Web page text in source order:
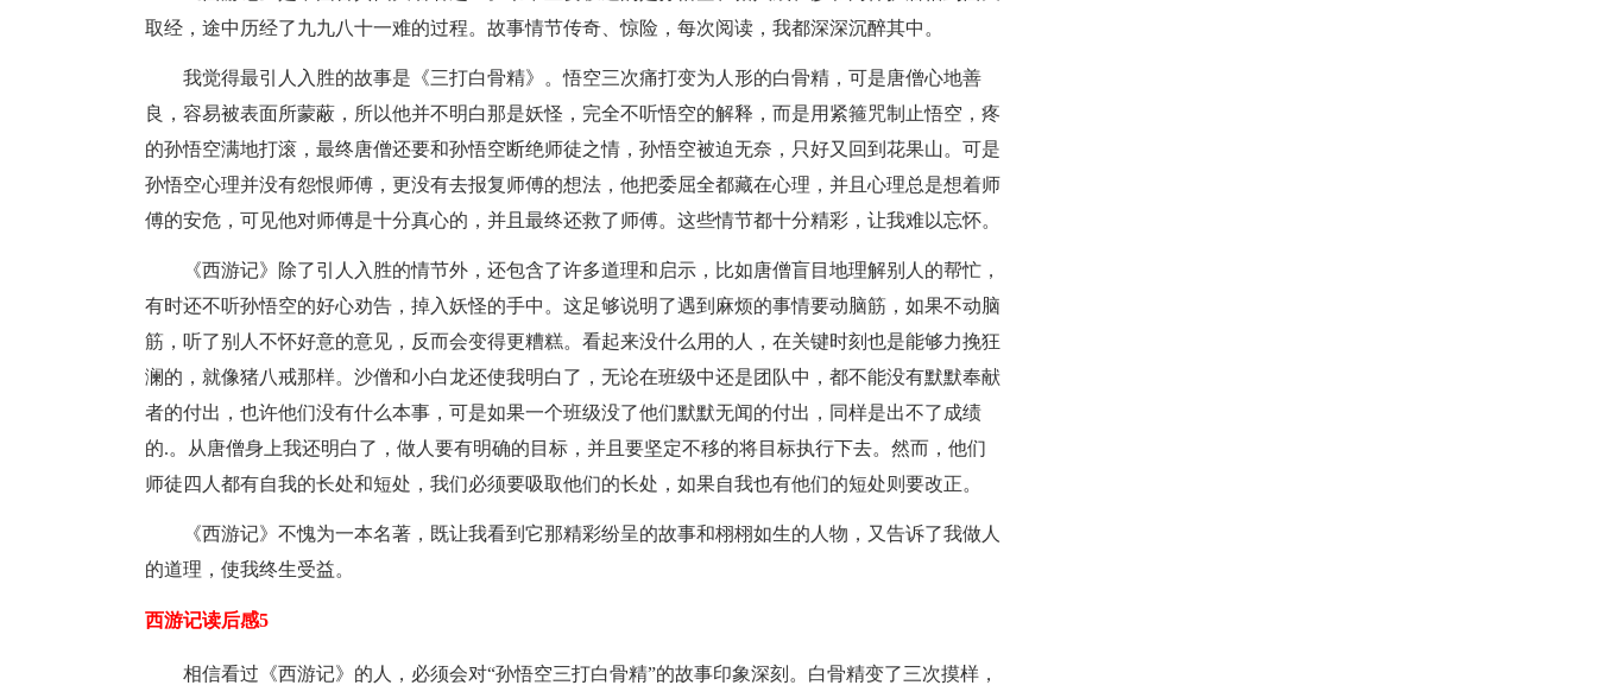
取经，途中历经了九九八十一难的过程。故事情节传奇、惊险，每次阅读，我都深深沉醉其中。
我觉得最引人入胜的故事是《三打白骨精》。悟空三次痛打变为人形的白骨精，可是唐僧心地善
良，容易被表面所蒙蔽，所以他并不明白那是妖怪，完全不听悟空的解释，而是用紧箍咒制止悟空，疼
的孙悟空满地打滚，最终唐僧还要和孙悟空断绝师徒之情，孙悟空被迫无奈，只好又回到花果山。可是
孙悟空心理并没有怨恨师傅，更没有去报复师傅的想法，他把委屈全都藏在心理，并且心理总是想着师
傅的安危，可见他对师傅是十分真心的，并且最终还救了师傅。这些情节都十分精彩，让我难以忘怀。
《西游记》除了引人入胜的情节外，还包含了许多道理和启示，比如唐僧盲目地理解别人的帮忙，
有时还不听孙悟空的好心劝告，掉入妖怪的手中。这足够说明了遇到麻烦的事情要动脑筋，如果不动脑
筋，听了别人不怀好意的意见，反而会变得更糟糕。看起来没什么用的人，在关键时刻也是能够力挽狂
澜的，就像猪八戒那样。沙僧和小白龙还使我明白了，无论在班级中还是团队中，都不能没有默默奉献
者的付出，也许他们没有什么本事，可是如果一个班级没了他们默默无闻的付出，同样是出不了成绩
的.。从唐僧身上我还明白了，做人要有明确的目标，并且要坚定不移的将目标执行下去。然而，他们
师徒四人都有自我的长处和短处，我们必须要吸取他们的长处，如果自我也有他们的短处则要改正。
《西游记》不愧为一本名著，既让我看到它那精彩纷呈的故事和栩栩如生的人物，又告诉了我做人
的道理，使我终生受益。
西游记读后感5
相信看过《西游记》的人，必须会对“孙悟空三打白骨精”的故事印象深刻。白骨精变了三次摸样，